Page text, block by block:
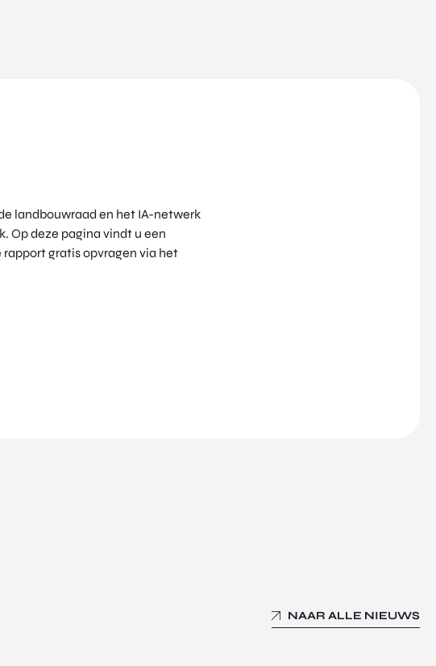
landbouwraad en het IA-netwerk
Op deze pagina vindt u een
gratis opvragen via het
NAAR ALLE NIEUWS